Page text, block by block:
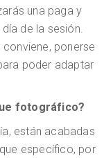
una paga y
de la sesión.
ponerse
poder adaptar
fotográfico?
están acabadas
específico, por